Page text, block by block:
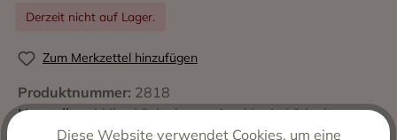
Derzeit nicht auf Lager.
Zum Merkzettel hinzufügen
Produktnummer: 2818
Hersteller:4 kilos Vinicola per Apol Ionia Viticultors
S.A.T., 07200 Felanitx, Spanien
Diese Website verwendet Cookies, um eine